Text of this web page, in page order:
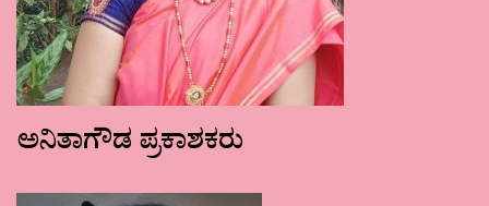
ಅನಿತಾಗೌಡ ಪ್ರಕಾಶಕರು